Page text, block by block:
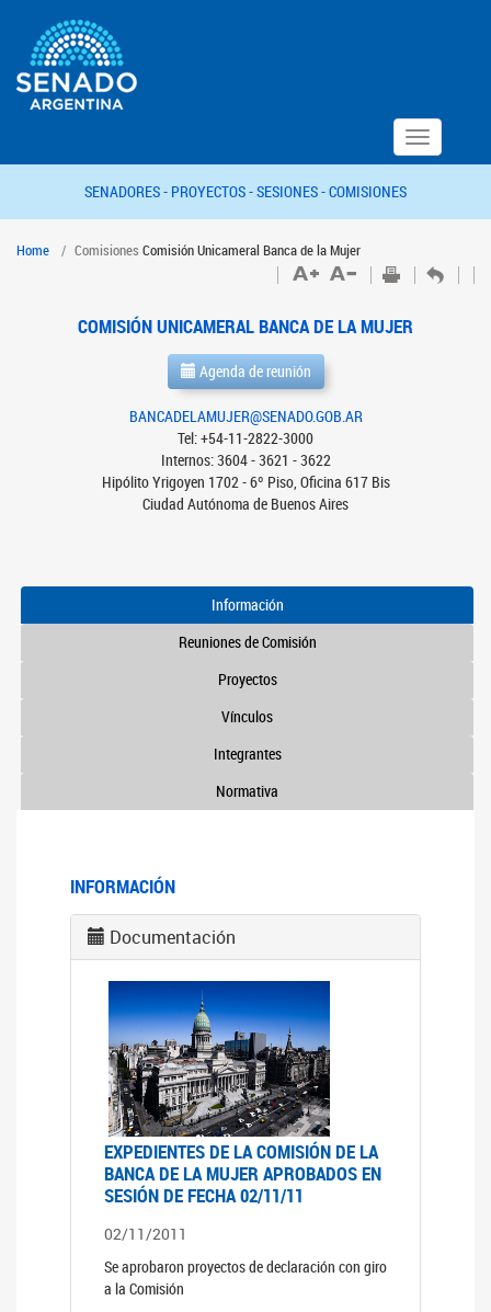
Toggle
navigation
SENADORES - PROYECTOS -SESIONES -COMISIONES
Home Comisiones Comisión Unicameral Banca de la Mujer
COMISIÓN UNICAMERAL BANCA DE LA MUJER
Agenda de reunión
BANCADELAMUJER@SENADO.GOB.AR
Tel: +54-11-2822-3000
Internos: 3604 - 3621 - 3622
Hipólito Yrigoyen 1702 - 6º Piso, Oficina 617 Bis
Ciudad Autónoma de Buenos Aires
Información
Reuniones de Comisión
Proyectos
Vínculos
Integrantes
Normativa
INFORMACIÓN
Documentación
EXPEDIENTES DE LA COMISIÓN DE LA
BANCA DE LA MUJER APROBADOS EN
SESIÓN DE FECHA 02/11/11
02/11/2011
Se aprobaron proyectos de declaración con giro
a la Comisión